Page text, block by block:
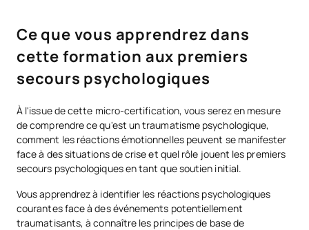
Ce que vous apprendrez dans
cette formation aux premiers
secours psychologiques
À l'issue de cette micro-certification, vous serez en mesure
de comprendre ce qu'est un traumatisme psychologique,
comment les réactions émotionnelles peuvent se manifester
face à des situations de crise et quel rôle jouent les premiers
secours psychologiques en tant que soutien initial.
Vous apprendrez à identifier les réactions psychologiques
courantes face à des événements potentiellement
traumatisants, à connaître les principes de base de